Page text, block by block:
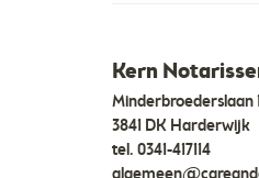
Kern
Minderbroederslaan
3841 DK Harderwijk
tel. 0341-417114